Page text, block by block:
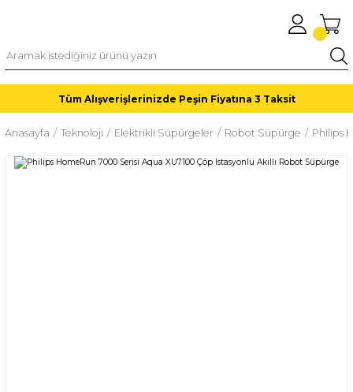
Tüm Alışverişlerinizde Peşin Fiyatına 3 Taksit
Anasayfa Teknoloji Elektrikli Süpürgeler Robot Süpürge Philips